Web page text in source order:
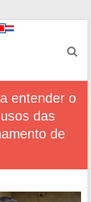
entender o
das
de